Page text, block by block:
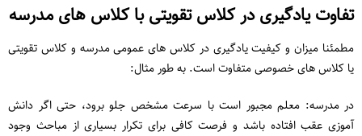
تفاوت یادگیری در کلاس تقویتی با کلاس های مدرسه
مطمئنا میزان و کیفیت یادگیری در کلاس های عمومی مدرسه و کلاس تقویتی
یا کلاس های خصوصی متفاوت است. به طور مثال:
در مدرسه: معلم مجبور است با سرعت مشخص جلو برود، حتی اگر دانش
‌آموزی عقب افتاده باشد و فرصت کافی برای تکرار بسیاری از مباحث وجود